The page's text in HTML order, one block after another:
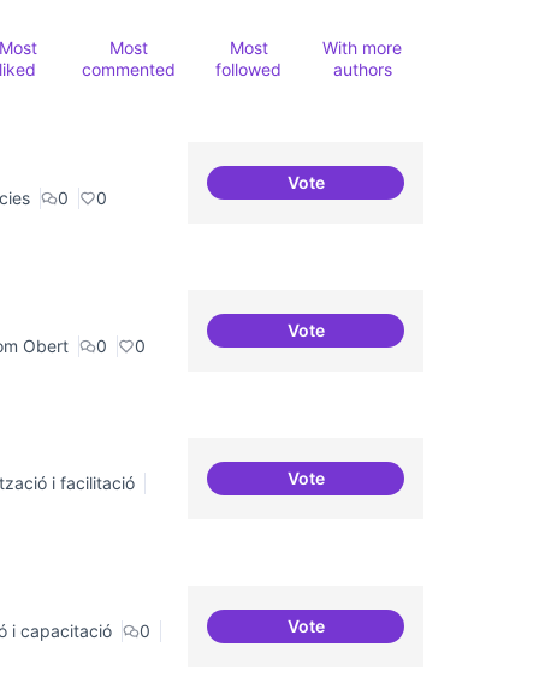
Most
liked
Most
commented
Most
followed
With more
authors
0 0
VoteCampanya de comunicació
Obert 0 0
VoteEspais oberts i cuidats
i facilitació
VoteIncubadora d'ILPs
i capacitació
0
VoteÀrees de formació definides